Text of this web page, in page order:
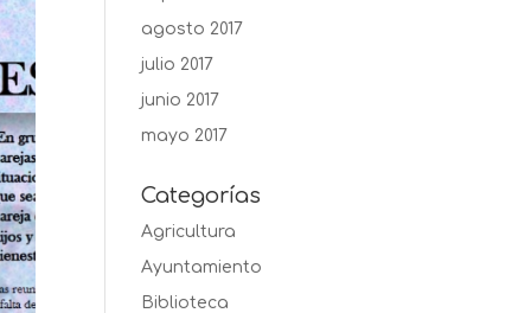
agosto 2017
julio 2017
junio 2017
mayo 2017
Categorías
Agricultura
Ayuntamiento
Biblioteca